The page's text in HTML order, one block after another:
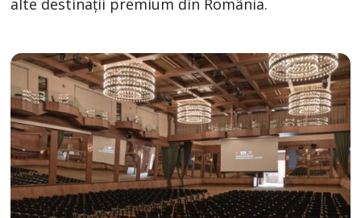
alte destinații premium din România.